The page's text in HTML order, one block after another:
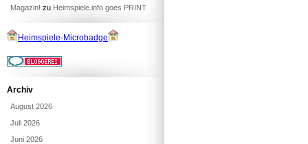
Magazin! zu Heimspiele.info goes PRINT
Heimspiele-Microbadge
Archiv
August 2026
Juli 2026
Juni 2026